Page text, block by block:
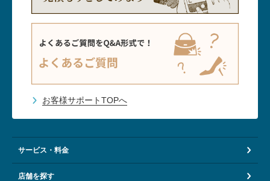
お客様サポートTOPへ
サービス・料金
店舗を探す